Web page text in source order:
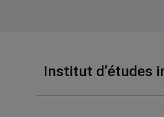
Institut d’études